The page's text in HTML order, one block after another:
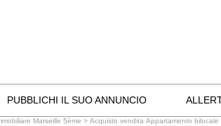
PUBBLICHI IL SUO ANNUNCIO
Marseille 5ème > Acquisto vendita Appartamento bilocale